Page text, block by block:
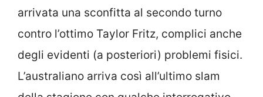
arrivata una sconfitta al secondo turno
contro l’ottimo Taylor Fritz, complici anche
degli evidenti (a posteriori) problemi fisici.
L’australiano arriva così all’ultimo slam